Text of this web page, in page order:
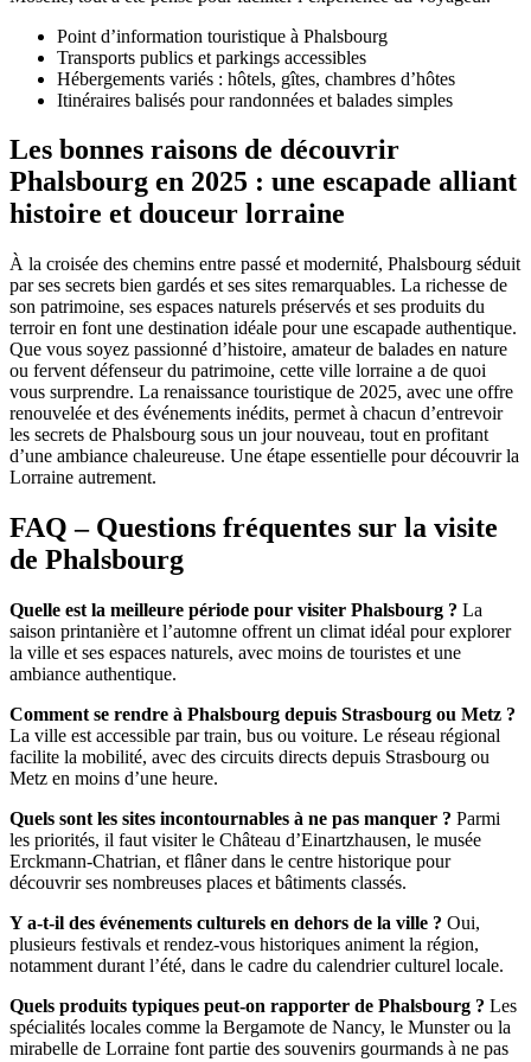
Point d’information touristique à Phalsbourg
Transports publics et parkings accessibles
Hébergements variés : hôtels, gîtes, chambres d’hôtes
Itinéraires balisés pour randonnées et balades simples
Les bonnes raisons de découvrir
Phalsbourg en 2025 : une escapade alliant
histoire et douceur lorraine
À la croisée des chemins entre passé et modernité, Phalsbourg séduit
par ses secrets bien gardés et ses sites remarquables. La richesse de
son patrimoine, ses espaces naturels préservés et ses produits du
terroir en font une destination idéale pour une escapade authentique.
Que vous soyez passionné d’histoire, amateur de balades en nature
ou fervent défenseur du patrimoine, cette ville lorraine a de quoi
vous surprendre. La renaissance touristique de 2025, avec une offre
renouvelée et des événements inédits, permet à chacun d’entrevoir
les secrets de Phalsbourg sous un jour nouveau, tout en profitant
d’une ambiance chaleureuse. Une étape essentielle pour découvrir la
Lorraine autrement.
FAQ – Questions fréquentes sur la visite
de Phalsbourg
Quelle est la meilleure période pour visiter Phalsbourg ? La
saison printanière et l’automne offrent un climat idéal pour explorer
la ville et ses espaces naturels, avec moins de touristes et une
ambiance authentique.
Comment se rendre à Phalsbourg depuis Strasbourg ou Metz ?
La ville est accessible par train, bus ou voiture. Le réseau régional
facilite la mobilité, avec des circuits directs depuis Strasbourg ou
Metz en moins d’une heure.
Quels sont les sites incontournables à ne pas manquer ? Parmi
les priorités, il faut visiter le Château d’Einartzhausen, le musée
Erckmann-Chatrian, et flâner dans le centre historique pour
découvrir ses nombreuses places et bâtiments classés.
Y a-t-il des événements culturels en dehors de la ville ? Oui,
plusieurs festivals et rendez-vous historiques animent la région,
notamment durant l’été, dans le cadre du calendrier culturel locale.
Quels produits typiques peut-on rapporter de Phalsbourg ? Les
spécialités locales comme la Bergamote de Nancy, le Munster ou la
mirabelle de Lorraine font partie des souvenirs gourmands à ne pas